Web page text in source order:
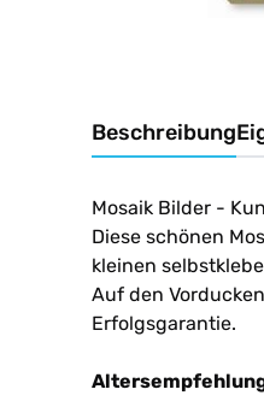
Beschreibung
Mosaik Bilder -
Diese schönen
kleinen
Auf den
Erfolgsgarantie.